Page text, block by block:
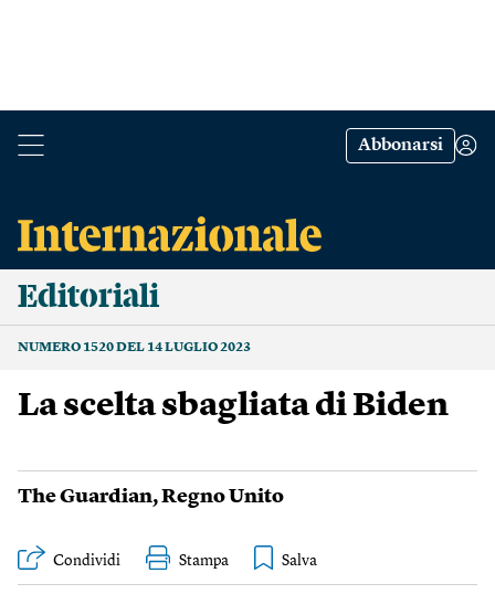
Abbonarsi
Editoriali
NUMERO 1520 DEL 14 LUGLIO 2023
La scelta sbagliata di Biden
The Guardian,Regno Unito
Condividi Stampa